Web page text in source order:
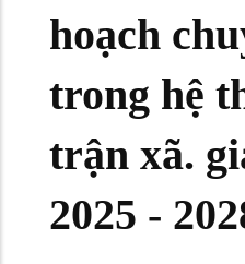
hoạch
trong hệ
trận xã.
2025 -